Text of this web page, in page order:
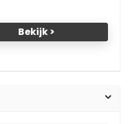
Bekijk >